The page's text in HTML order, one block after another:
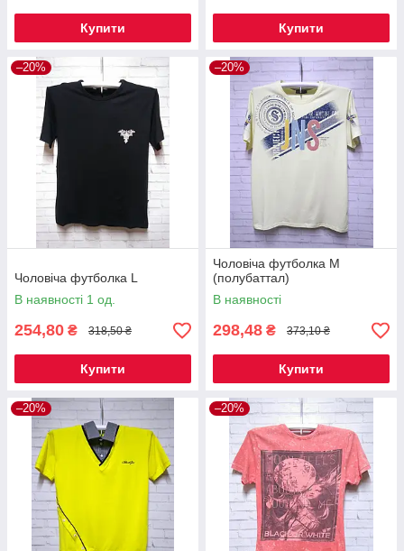
Купити Купити
–20%
Чоловіча футболка L
В наявності 1 од.
254,80 ₴ 318,50 ₴
Купити
–20%
Чоловіча футболка М
(полубаттал)
В наявності
298,48 ₴ 373,10 ₴
Купити
–20% –20%